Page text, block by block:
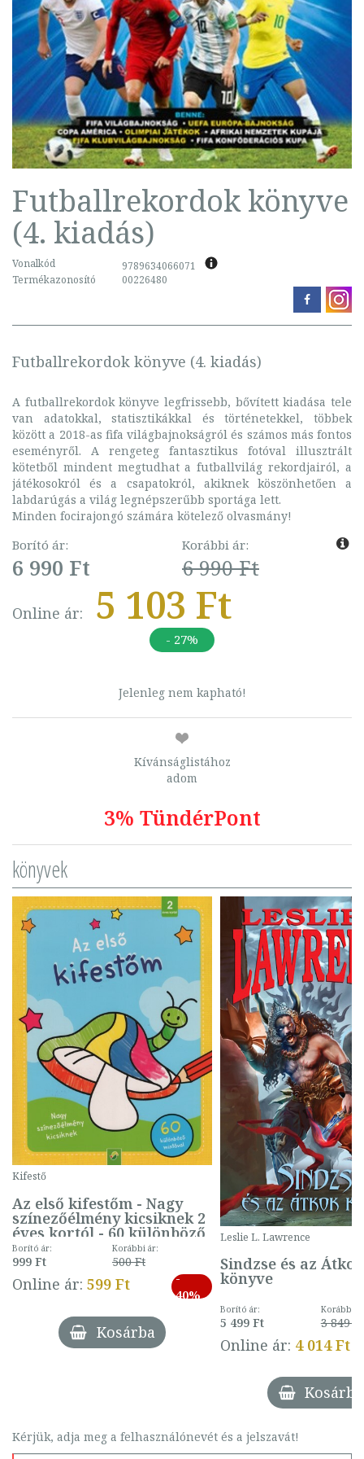
Futballrekordok könyve
(4. kiadás)
Vonalkód
9789634066071
Termékazonosító
00226480
Futballrekordok könyve (4. kiadás)
A futballrekordok könyve legfrissebb, bővített kiadása tele
van adatokkal, statisztikákkal és történetekkel, többek
között a 2018-as fifa világbajnokságról és számos más fontos
eseményről. A rengeteg fantasztikus fotóval illusztrált
kötetből mindent megtudhat a futballvilág rekordjairól, a
játékosokról és a csapatokról, akiknek köszönhetően a
labdarúgás a világ legnépszerűbb sportága lett.
Minden focirajongó számára kötelező olvasmány!
Borító ár:
6 990 Ft
Korábbi ár:
6 990 Ft
Online ár: 5 103 Ft
- 27%
Jelenleg nem kapható!
Kívánságlistához
adom
3% TündérPont
könyvek
Kifestő
Az első kifestőm - Nagy
színezőélmény kicsiknek 2
éves kortól - 60 különböző
mintával (gombás)
Borító ár:
999 Ft
Korábbi ár:
500 Ft
Online ár: 599 Ft
-
40%
Kosárba
Leslie L. Lawrence
Sindzse és az Átkok
könyve
Borító ár:
5 499 Ft
Korábbi
3 849 Ft
Online ár: 4 014 Ft
Kosárba
Kérjük, adja meg a felhasználónevét és a jelszavát!